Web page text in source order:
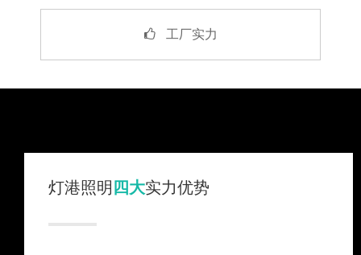
工厂实力
灯港照明四大实力优势